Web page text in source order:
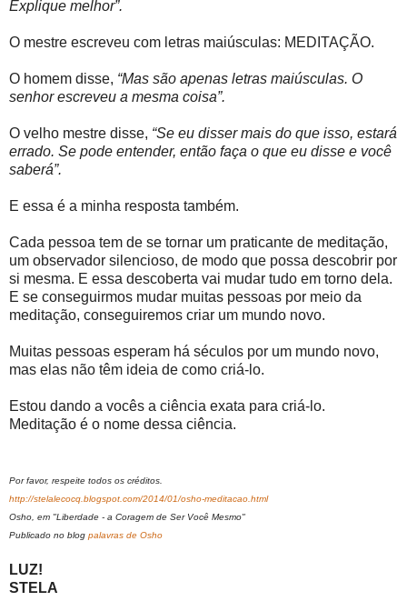
Explique melhor”.
O mestre escreveu com letras maiúsculas: MEDITAÇÃO.
O homem disse, “Mas são apenas letras maiúsculas. O
senhor escreveu a mesma coisa”.
O velho mestre disse, “Se eu disser mais do que isso, estará
errado. Se pode entender, então faça o que eu disse e você
saberá”.
E essa é a minha resposta também.
Cada pessoa tem de se tornar um praticante de meditação,
um observador silencioso, de modo que possa descobrir por
si mesma. E essa descoberta vai mudar tudo em torno dela.
E se conseguirmos mudar muitas pessoas por meio da
meditação, conseguiremos criar um mundo novo.
Muitas pessoas esperam há séculos por um mundo novo,
mas elas não têm ideia de como criá-lo.
Estou dando a vocês a ciência exata para criá-lo.
Meditação é o nome dessa ciência.
Por favor, respeite todos os créditos.
http://stelalecocq.blogspot.com/2014/01/osho-meditacao.html
Osho, em "Liberdade - a Coragem de Ser Você Mesmo"
Publicado no blog palavras de Osho
LUZ!
STELA